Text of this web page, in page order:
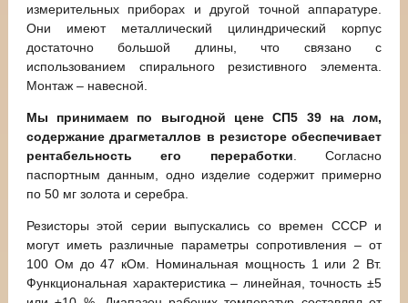
измерительных приборах и другой точной аппаратуре.
Они имеют металлический цилиндрический корпус
достаточно большой длины, что связано с
использованием спирального резистивного элемента.
Монтаж – навесной.
Мы принимаем по выгодной цене СП5 39 на лом,
содержание драгметаллов в резисторе обеспечивает
рентабельность его переработки . Согласно
паспортным данным, одно изделие содержит примерно
по 50 мг золота и серебра.
Резисторы этой серии выпускались со времен СССР и
могут иметь различные параметры сопротивления – от
100 Ом до 47 кОм. Номинальная мощность 1 или 2 Вт.
Функциональная характеристика – линейная, точность ±5